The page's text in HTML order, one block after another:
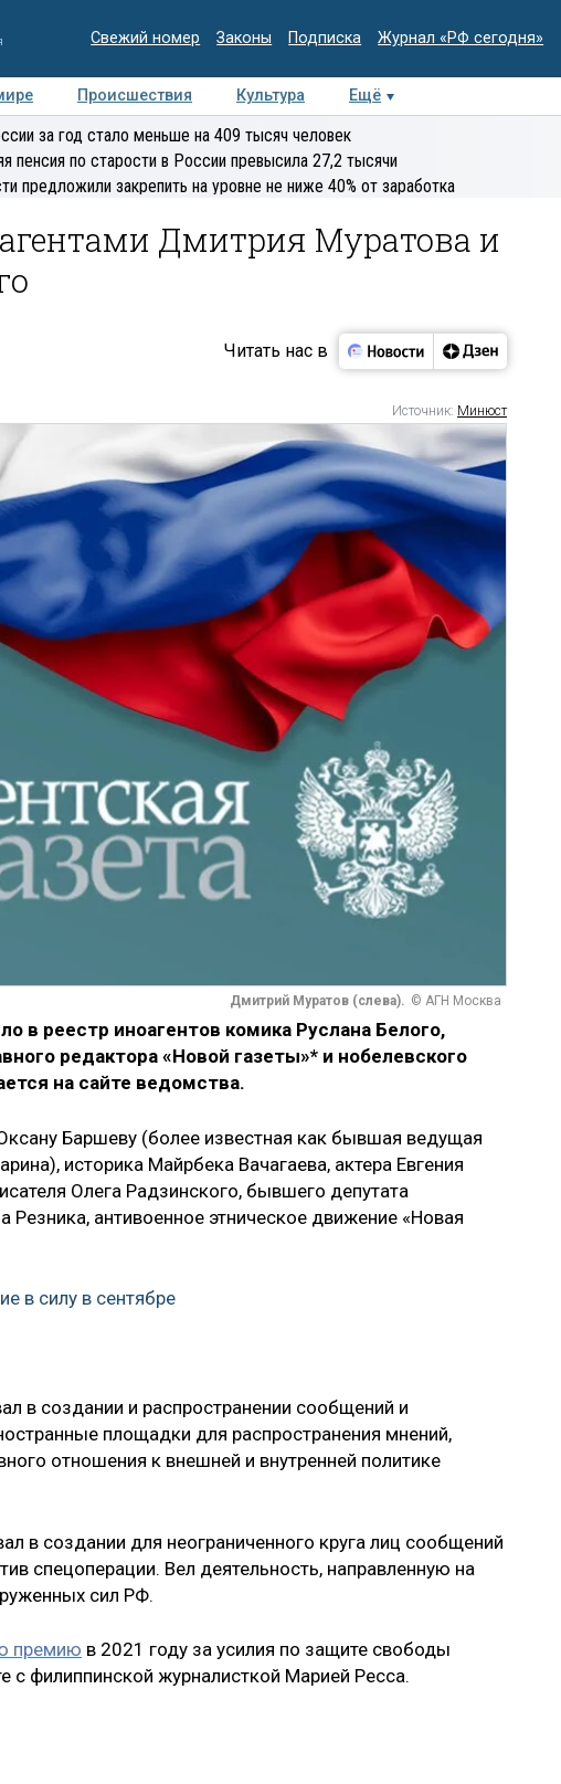
Свежий номер Законы Подписка Журнал «РФ сегодня»
Происшествия Культура Ещё
Медиацентр Интервью Колумнисты
за год стало меньше на 409 тысяч человек
пенсия по старости в России превысила 27,2 тысячи
предложили закрепить на уровне не ниже 40% от заработка
Дмитрия Муратова и
Читать нас в
Источник: Минюст
Дмитрий Муратов (слева). © АГН Москва
в реестр иноагентов комика Руслана Белого,
редактора «Новой газеты»* и нобелевского
на сайте ведомства.
Баршеву (более известная как бывшая ведущая
историка Майрбека Вачагаева, актера Евгения
Олега Радзинского, бывшего депутата
Резника, антивоенное этническое движение «Новая
в силу в сентябре
в создании и распространении сообщений и
площадки для распространения мнений,
отношения к внешней и внутренней политике
в создании для неограниченного круга лиц сообщений
спецоперации. Вел деятельность, направленную на
сил РФ.
премию в 2021 году за усилия по защите свободы
с филиппинской журналисткой Марией Ресса.